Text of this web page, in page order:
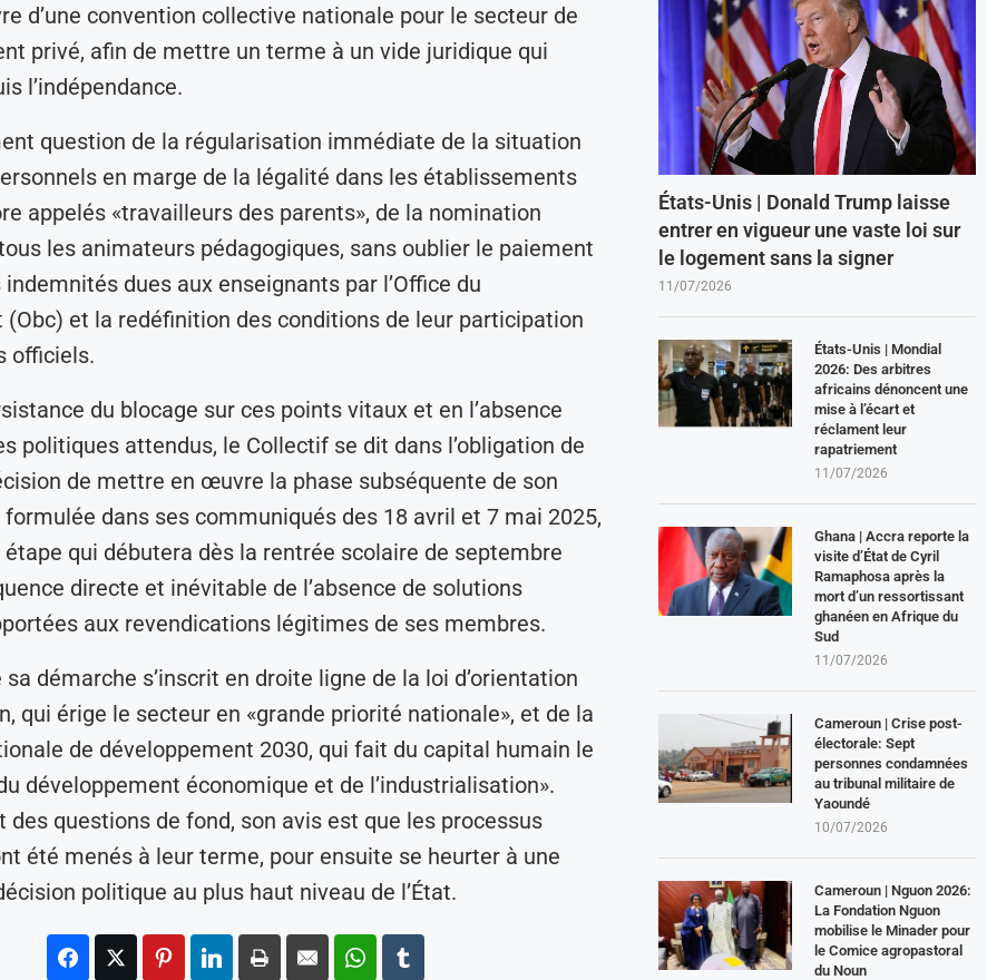
d’une convention collective nationale pour le secteur de
privé, afin de mettre un terme à un vide juridique qui
l’indépendance.
question de la régularisation immédiate de la situation
en marge de la légalité dans les établissements
appelés «travailleurs des parents», de la nomination
les animateurs pédagogiques, sans oublier le paiement
dues aux enseignants par l’Office du
(Obc) et la redéfinition des conditions de leur participation
officiels.
du blocage sur ces points vitaux et en l’absence
politiques attendus, le Collectif se dit dans l’obligation de
de mettre en œuvre la phase subséquente de son
formulée dans ses communiqués des 18 avril et 7 mai 2025,
étape qui débutera dès la rentrée scolaire de septembre
directe et inévitable de l’absence de solutions
aux revendications légitimes de ses membres.
démarche s’inscrit en droite ligne de la loi d’orientation
qui érige le secteur en «grande priorité nationale», et de la
de développement 2030, qui fait du capital humain le
développement économique et de l’industrialisation».
des questions de fond, son avis est que les processus
été menés à leur terme, pour ensuite se heurter à une
politique au plus haut niveau de l’État.
États-Unis | Donald Trump laisse
entrer en vigueur une vaste loi sur
le logement sans la signer
11/07/2026
États-Unis | Mondial
2026: Des arbitres
africains dénoncent une
mise à l’écart et
réclament leur
rapatriement
11/07/2026
Ghana | Accra reporte la
visite d’État de Cyril
Ramaphosa après la
mort d’un ressortissant
ghanéen en Afrique du
Sud
11/07/2026
Cameroun | Crise post-
électorale: Sept
personnes condamnées
au tribunal militaire de
Yaoundé
10/07/2026
Cameroun | Nguon 2026:
La Fondation Nguon
mobilise le Minader pour
le Comice agropastoral
du Noun